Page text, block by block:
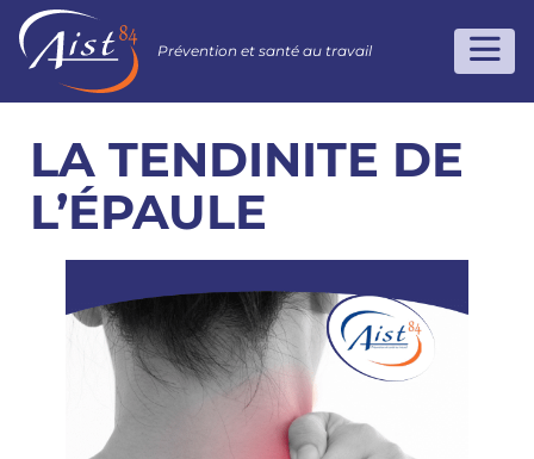
Prévention et santé au travail
LA TENDINITE DE
L’ÉPAULE